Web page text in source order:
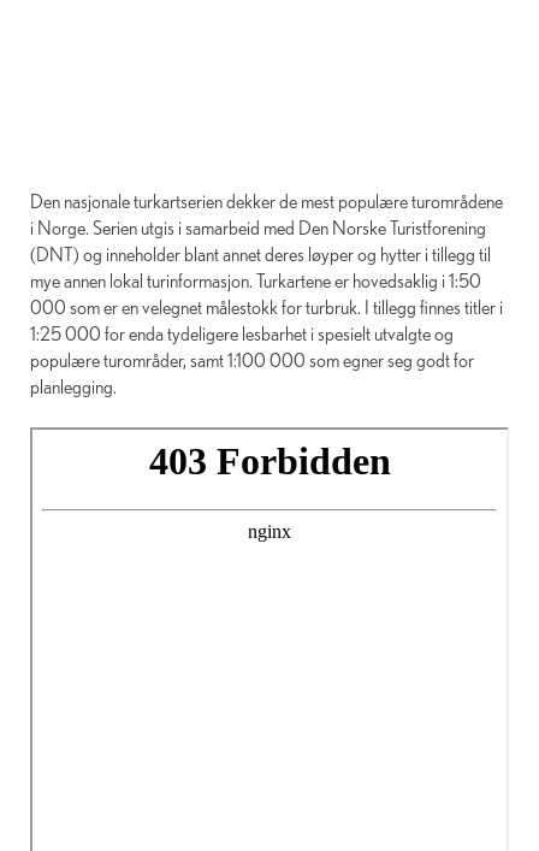
Den nasjonale turkartserien dekker de mest populære turområdene
i Norge. Serien utgis i samarbeid med Den Norske Turistforening
(DNT) og inneholder blant annet deres løyper og hytter i tillegg til
mye annen lokal turinformasjon. Turkartene er hovedsaklig i 1:50
000 som er en velegnet målestokk for turbruk. I tillegg finnes titler i
1:25 000 for enda tydeligere lesbarhet i spesielt utvalgte og
populære turområder, samt 1:100 000 som egner seg godt for
planlegging.